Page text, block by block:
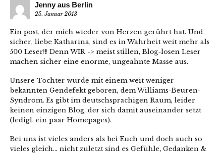
Jenny aus Berlin
25. Januar 2013
Ein post, der mich wieder von Herzen gerührt hat. Und
sicher, liebe Katharina, sind es in Wahrheit weit mehr als
500 Leser!!! Denn WIR -> meist stillen, Blog-losen Leser
machen sicher eine enorme, ungeahnte Masse aus.
Unsere Tochter wurde mit einem weit weniger
bekannten Gendefekt geboren, dem Williams-Beuren-
Syndrom. Es gibt im deutschsprachigen Raum, leider
keinen einzigen Blog, der sich damit auseinander setzt
(ledigl. ein paar Homepages).
Bei uns ist vieles anders als bei Euch und doch auch so
vieles gleich… nicht zuletzt sind es Gefühle, Gedanken &